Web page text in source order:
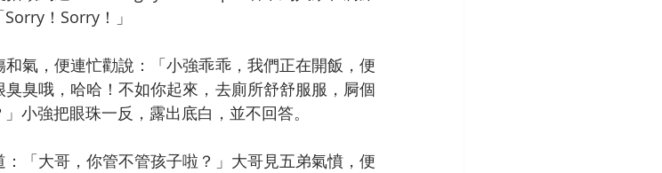
！Sorry！」
氣，便連忙勸說：「小強乖乖，我們正在開飯，便
臭哦，哈哈！不如你起來，去廁所舒舒服服，屙個
小強把眼珠一反，露出底白，並不回答。
「大哥，你管不管孩子啦？」大哥見五弟氣憤，便